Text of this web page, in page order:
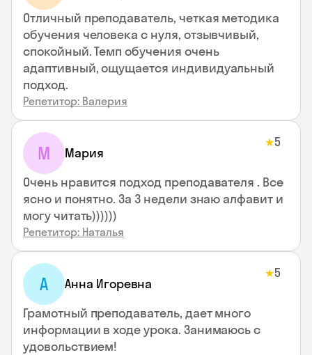
Отличный преподаватель, четкая методика
обучения человека с нуля, отзывчивый,
спокойный. Темп обучения очень
адаптивный, ощущается индивидуальный
подход.
Репетитор: Валерия
М Мария
★5
Очень нравится подход преподавателя . Все
ясно и понятно. За 3 недели знаю алфавит и
могу читать))))))
Репетитор: Наталья
А Анна Игоревна
★5
Грамотный преподаватель, дает много
информации в ходе урока. Занимаюсь с
удовольствием!